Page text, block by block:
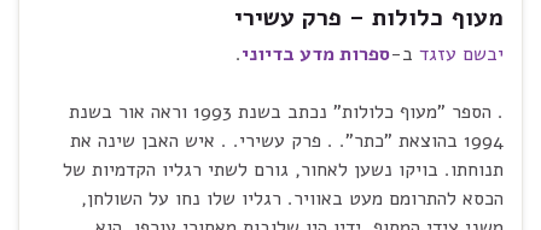
מעוף כלולות – פרק עשירי
יבשם עזגד ב-ספרות מדע בדיוני.
. הספר "מעוף כלולות" נכתב בשנת 1993 וראה אור בשנת
1994 בהוצאת "כתר". . פרק עשירי. . איש האבן שינה את
תנוחתו. בויקו נשען לאחור, גורם לשתי רגליו הקדמיות של
הכסא להתרומם מעט באוויר. רגליו שלו נחו על השולחן,